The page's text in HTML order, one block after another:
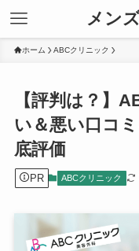
メン
ホーム ABCクリニック
【評判は？】
い＆悪い口コ
底評価
PR ABCクリニック